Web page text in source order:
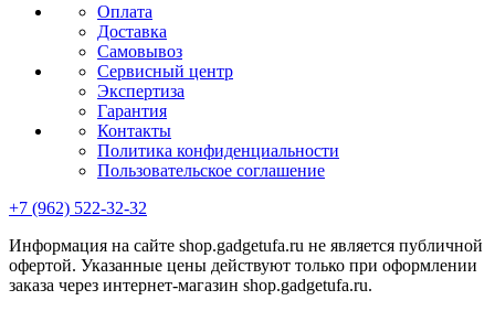
Оплата
Доставка
Самовывоз
Сервисный центр
Экспертиза
Гарантия
Контакты
Политика конфиденциальности
Пользовательское соглашение
+7 (962) 522-32-32
Информация на сайте shop.gadgetufa.ru не является публичной
офертой. Указанные цены действуют только при оформлении
заказа через интернет-магазин shop.gadgetufa.ru.